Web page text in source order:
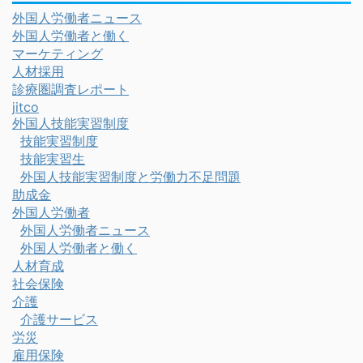
外国人労働者ニュース
外国人労働者と働く
マーケティング
人材採用
診療圏調査レポート
jitco
外国人技能実習制度
技能実習制度
技能実習生
外国人技能実習制度と労働力不足問題
助成金
外国人労働者
外国人労働者ニュース
外国人労働者と働く
人材育成
社会保険
介護
介護サービス
労災
雇用保険